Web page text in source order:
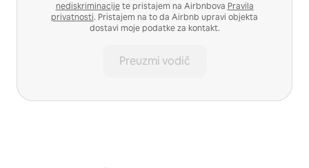
nediskriminacijete pristajem na Airbnbova Pravila
privatnosti. Pristajem na to da Airbnb upravi objekta
dostavi moje podatke za kontakt.
Preuzmi vodič